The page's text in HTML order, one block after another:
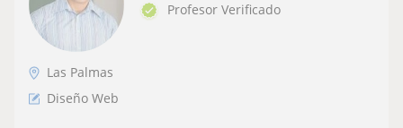
Profesor Verificado
Las Palmas
Diseño Web